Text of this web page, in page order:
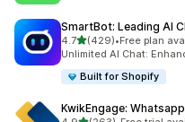
SmartBot: Leading AI
4.7เต็ม 5 ดาว
(429)
ทั้งหมด 429 รีวิว
•Free plan
Unlimited AI Chat:
Built for Shopify
KwikEngage: